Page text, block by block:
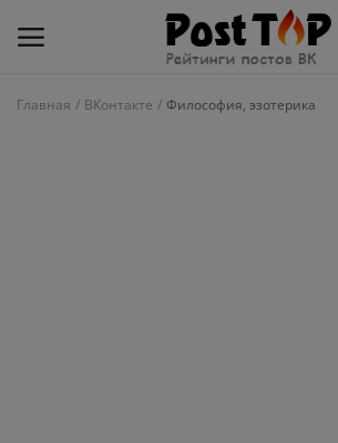
Главная ВКонтакте Философия, эзотерика